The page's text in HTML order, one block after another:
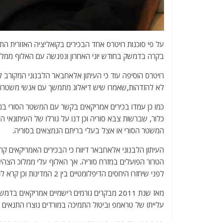
על פי סוכנות רויטרס אחד הבכירים בקואליציה
בקרה בדמשק בחודש יוני האחרון ונפגשה עם האלוף
לא להזדהות,שאמרו שיש דיאלוג מתמשך עם אנשי
כמו כן עמדו בכירים אמריקאים בקשר עם המשטר
כלור, שברשות צבא סוריה וכן דנו על גורלו של
המשטר הסורי או אצל בעלי בריתם הנמצאים בסוריה.
העיתון הלבנוני אלאחבאר דיווח כי הבכירים האמריקאים
הטרור הפועלים במזרח סוריה. אך האלוף עלי ממלוכ
לפני שיחזרו היחסים הדיפלומטיים בין 2 המדינות וכן קרא לנסיגת הכוחות האמריקאים במלואם מסוריה .
מאז שנת 2011 מבקרים גורמים רישמיים
עלייתו של טראמפ וביטול התמיכה במורדים נוצרו התנאים